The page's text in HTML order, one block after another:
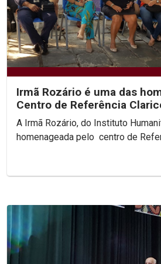
Irmã Rozário é uma das
Centro de Referência
A Irmã Rozário, do Instituto
homenageada pelo centro de